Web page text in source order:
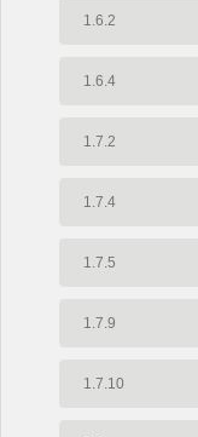
1.6.2
1.6.4
1.7.2
1.7.4
1.7.5
1.7.9
1.7.10